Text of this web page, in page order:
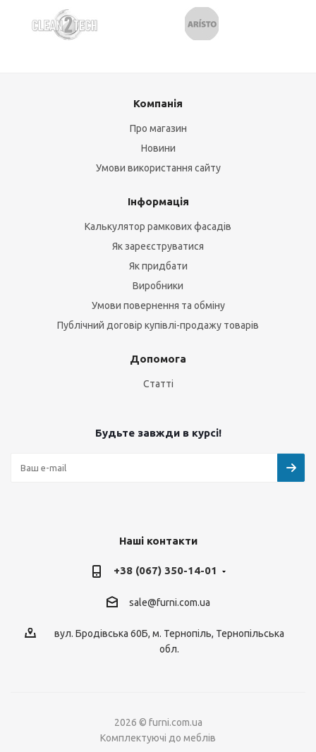
Компанія
Про магазин
Новини
Умови використання сайту
Інформація
Калькулятор рамкових фасадів
Як зареєструватися
Як придбати
Виробники
Умови повернення та обміну
Публічний договір купівлі-продажу товарів
Допомога
Статті
Будьте завжди в курсі!
Наші контакти
+38 (067) 350-14-01
sale@furni.com.ua
вул. Бродівська 60Б, м. Тернопіль, Тернопільська
обл.
2026 © furni.com.ua
Комплектуючі до меблів